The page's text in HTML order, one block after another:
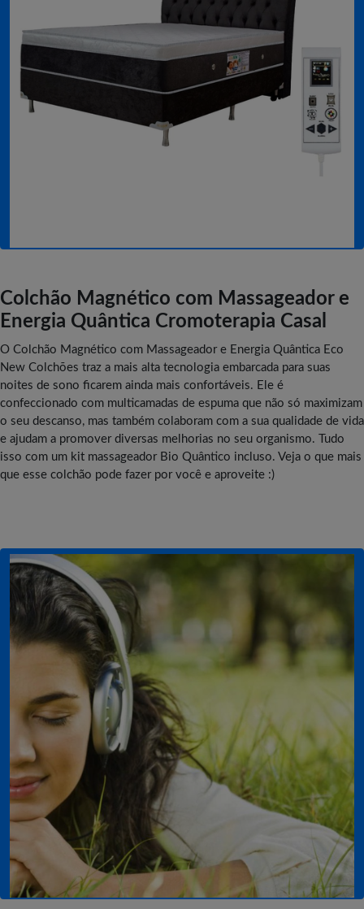
Colchão Magnético com Massageador e
Energia Quântica Cromoterapia Casal
O Colchão Magnético com Massageador e Energia Quântica Eco
New Colchões traz a mais alta tecnologia embarcada para suas
noites de sono ficarem ainda mais confortáveis. Ele é
confeccionado com multicamadas de espuma que não só maximizam
o seu descanso, mas também colaboram com a sua qualidade de vida
e ajudam a promover diversas melhorias no seu organismo. Tudo
isso com um kit massageador Bio Quântico incluso. Veja o que mais
que esse colchão pode fazer por você e aproveite :)